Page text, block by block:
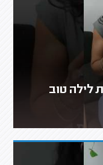
לילה טוב